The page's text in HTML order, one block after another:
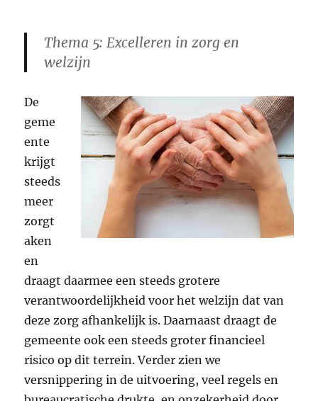
Thema 5: Excelleren in zorg en
welzijn
De
geme
ente
krijgt
steeds
meer
zorgt
aken
en
draagt daarmee een steeds grotere
verantwoordelijkheid voor het welzijn dat van
deze zorg afhankelijk is. Daarnaast draagt de
gemeente ook een steeds groter financieel
risico op dit terrein. Verder zien we
versnippering in de uitvoering, veel regels en